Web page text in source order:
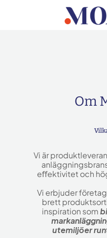
Om
Vi är
eﬀektivitet och
Vi erbjuder
brett
inspiration som
utemiljöer